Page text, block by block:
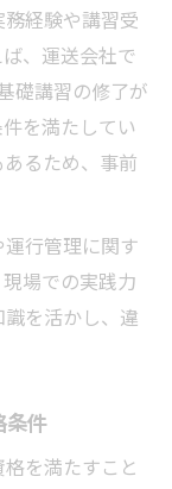
経験や講習受
、運送会社で
礎講習の修了が
を満たしてい
るため、事前
行管理に関す
場での実践力
を活かし、違
条件
を満たすこと